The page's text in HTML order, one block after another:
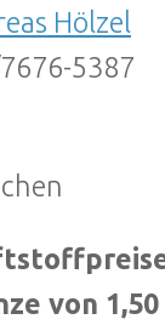
Hölzel
5387
von